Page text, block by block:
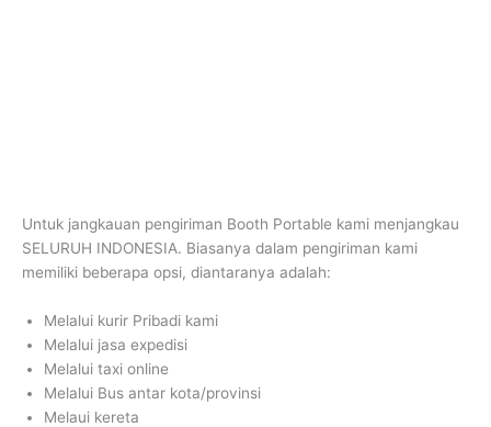
Untuk jangkauan pengiriman Booth Portable kami menjangkau
SELURUH INDONESIA. Biasanya dalam pengiriman kami
memiliki beberapa opsi, diantaranya adalah:
Melalui kurir Pribadi kami
Melalui jasa expedisi
Melalui taxi online
Melalui Bus antar kota/provinsi
Melaui kereta